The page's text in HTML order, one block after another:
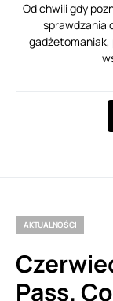
Od chwili gdy
sprawdzania
gadżetomaniak,
AKTUALNOŚCI
Pass.